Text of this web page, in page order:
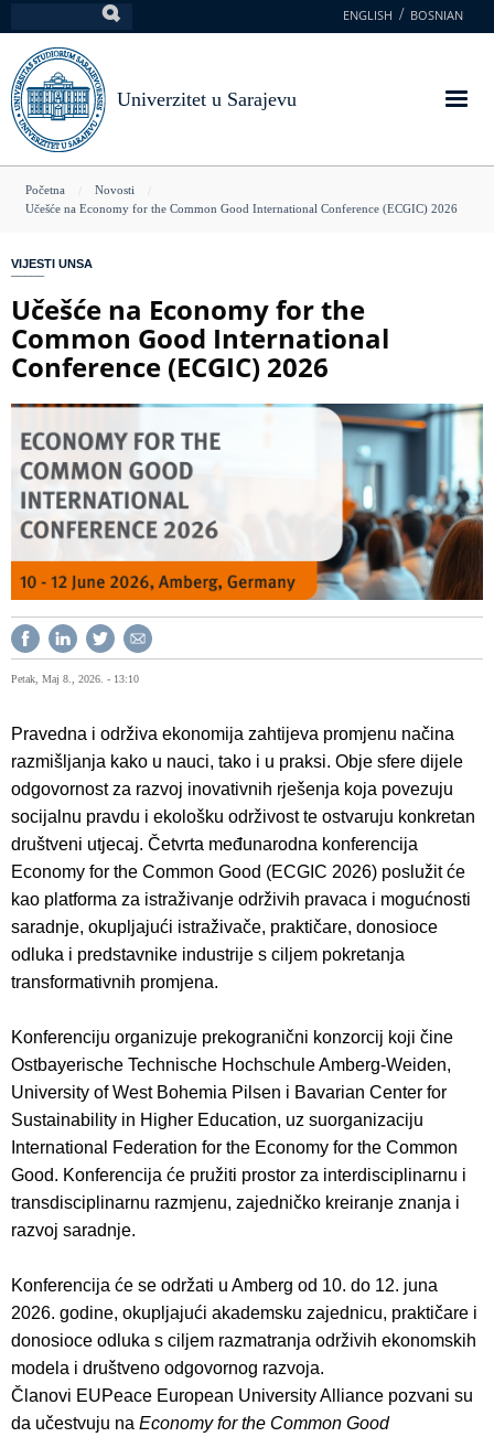
na
glavni
sadržaj
ENGLISH BOSNIAN
Univerzitet u Sarajevu
You
here
Početna
Novosti
Učešće na Economy for the Common Good International Conference (ECGIC) 2026
VIJESTI UNSA
Učešće na Economy for the
Common Good International
Conference (ECGIC) 2026
Petak, Maj 8., 2026. - 13:10
Pravedna i održiva ekonomija zahtijeva promjenu načina
razmišljanja kako u nauci, tako i u praksi. Obje sfere dijele
odgovornost za razvoj inovativnih rješenja koja povezuju
socijalnu pravdu i ekološku održivost te ostvaruju konkretan
društveni utjecaj. Četvrta međunarodna konferencija
Economy for the Common Good (ECGIC 2026) poslužit će
kao platforma za istraživanje održivih pravaca i mogućnosti
saradnje, okupljajući istraživače, praktičare, donosioce
odluka i predstavnike industrije s ciljem pokretanja
transformativnih promjena.
Konferenciju organizuje prekogranični konzorcij koji čine
Ostbayerische Technische Hochschule Amberg-Weiden,
University of West Bohemia Pilsen i Bavarian Center for
Sustainability in Higher Education, uz suorganizaciju
International Federation for the Economy for the Common
Good. Konferencija će pružiti prostor za interdisciplinarnu i
transdisciplinarnu razmjenu, zajedničko kreiranje znanja i
razvoj saradnje.
Konferencija će se održati u Amberg od 10. do 12. juna
2026. godine, okupljajući akademsku zajednicu, praktičare i
donosioce odluka s ciljem razmatranja održivih ekonomskih
modela i društveno odgovornog razvoja.
Članovi EUPeace European University Alliance pozvani su
da učestvuju na Economy for the Common Good